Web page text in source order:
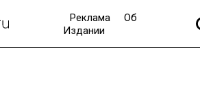
Реклама
Об
Издании